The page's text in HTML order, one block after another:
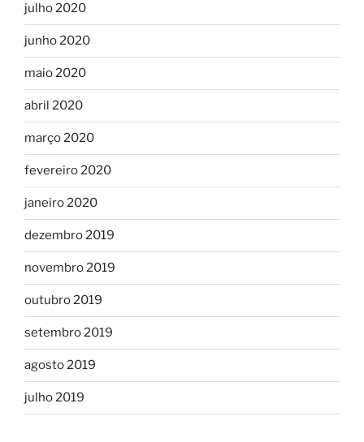
julho 2020
junho 2020
maio 2020
abril 2020
março 2020
fevereiro 2020
janeiro 2020
dezembro 2019
novembro 2019
outubro 2019
setembro 2019
agosto 2019
julho 2019